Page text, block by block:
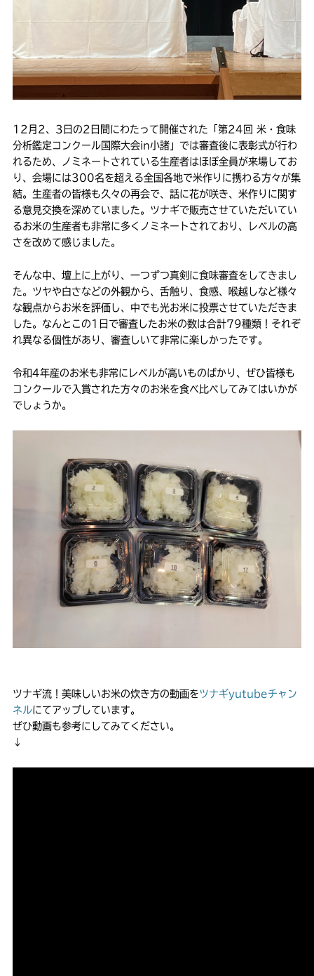
12月2、3日の2日間にわたって開催された「第24回 米・食味
分析鑑定コンクール国際大会in小諸」では審査後に表彰式が行わ
れるため、ノミネートされている生産者はほぼ全員が来場してお
り、会場には300名を超える全国各地で米作りに携わる方々が集
結。生産者の皆様も久々の再会で、話に花が咲き、米作りに関す
る意見交換を深めていました。ツナギで販売させていただいてい
るお米の生産者も非常に多くノミネートされており、レベルの高
さを改めて感じました。
そんな中、壇上に上がり、一つずつ真剣に食味審査をしてきまし
た。ツヤや白さなどの外観から、舌触り、食感、喉越しなど様々
な観点からお米を評価し、中でも光お米に投票させていただきま
した。なんとこの1日で審査したお米の数は合計79種類！それぞ
れ異なる個性があり、審査しいて非常に楽しかったです。
令和4年産のお米も非常にレベルが高いものばかり、ぜひ皆様も
コンクールで入賞された方々のお米を食べ比べしてみてはいかが
でしょうか。
ツナギ流！美味しいお米の炊き方の動画をツナギyutubeチャン
ネルにてアップしています。
ぜひ動画も参考にしてみてください。
↓